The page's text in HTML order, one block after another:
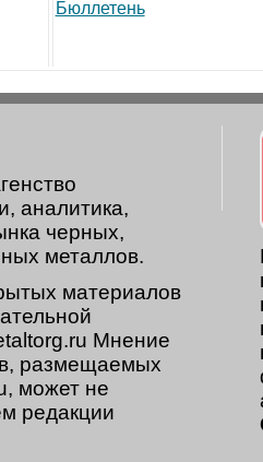
Бюллетень
аналитика,
черных,
металлов.
материалов
Мнение
размещаемых
может не
редакции